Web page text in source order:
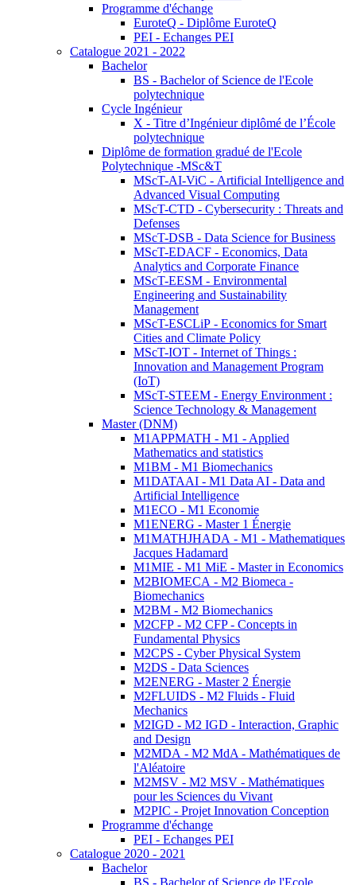
Programme d'échange
EuroteQ - Diplôme EuroteQ
PEI - Echanges PEI
Catalogue 2021 - 2022
Bachelor
BS - Bachelor of Science de l'Ecole
polytechnique
Cycle Ingénieur
X - Titre d’Ingénieur diplômé de l’École
polytechnique
Diplôme de formation gradué de l'Ecole
Polytechnique -MSc&T
MScT-AI-ViC - Artificial Intelligence and
Advanced Visual Computing
MScT-CTD - Cybersecurity : Threats and
Defenses
MScT-DSB - Data Science for Business
MScT-EDACF - Economics, Data
Analytics and Corporate Finance
MScT-EESM - Environmental
Engineering and Sustainability
Management
MScT-ESCLiP - Economics for Smart
Cities and Climate Policy
MScT-IOT - Internet of Things :
Innovation and Management Program
(IoT)
MScT-STEEM - Energy Environment :
Science Technology & Management
Master (DNM)
M1APPMATH - M1 - Applied
Mathematics and statistics
M1BM - M1 Biomechanics
M1DATAAI - M1 Data AI - Data and
Artificial Intelligence
M1ECO - M1 Economie
M1ENERG - Master 1 Énergie
M1MATHJHADA - M1 - Mathematiques
Jacques Hadamard
M1MIE - M1 MiE - Master in Economics
M2BIOMECA - M2 Biomeca -
Biomechanics
M2BM - M2 Biomechanics
M2CFP - M2 CFP - Concepts in
Fundamental Physics
M2CPS - Cyber Physical System
M2DS - Data Sciences
M2ENERG - Master 2 Énergie
M2FLUIDS - M2 Fluids - Fluid
Mechanics
M2IGD - M2 IGD - Interaction, Graphic
and Design
M2MDA - M2 MdA - Mathématiques de
l'Aléatoire
M2MSV - M2 MSV - Mathématiques
pour les Sciences du Vivant
M2PIC - Projet Innovation Conception
Programme d'échange
PEI - Echanges PEI
Catalogue 2020 - 2021
Bachelor
BS - Bachelor of Science de l'Ecole